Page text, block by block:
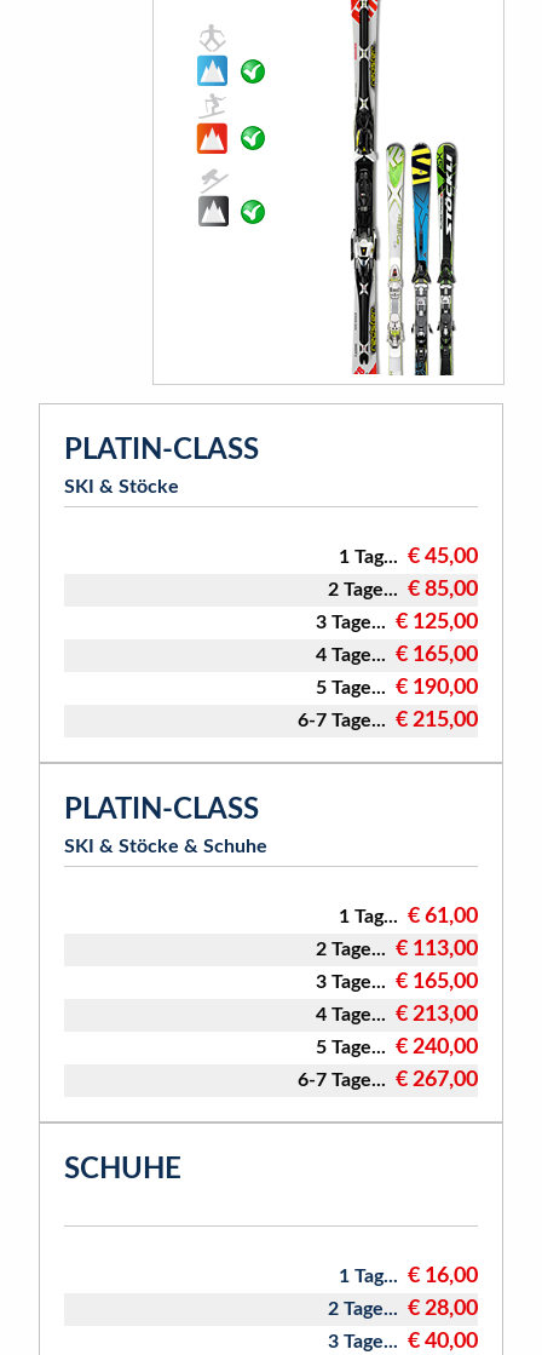
PLATIN-CLASS
SKI & Stöcke
1 Tag... € 45,00
2 Tage... € 85,00
3 Tage... € 125,00
4 Tage... € 165,00
5 Tage... € 190,00
6-7 Tage... € 215,00
PLATIN-CLASS
SKI & Stöcke & Schuhe
1 Tag... € 61,00
2 Tage... € 113,00
3 Tage... € 165,00
4 Tage... € 213,00
5 Tage... € 240,00
6-7 Tage... € 267,00
SCHUHE
1 Tag... € 16,00
2 Tage... € 28,00
3 Tage... € 40,00